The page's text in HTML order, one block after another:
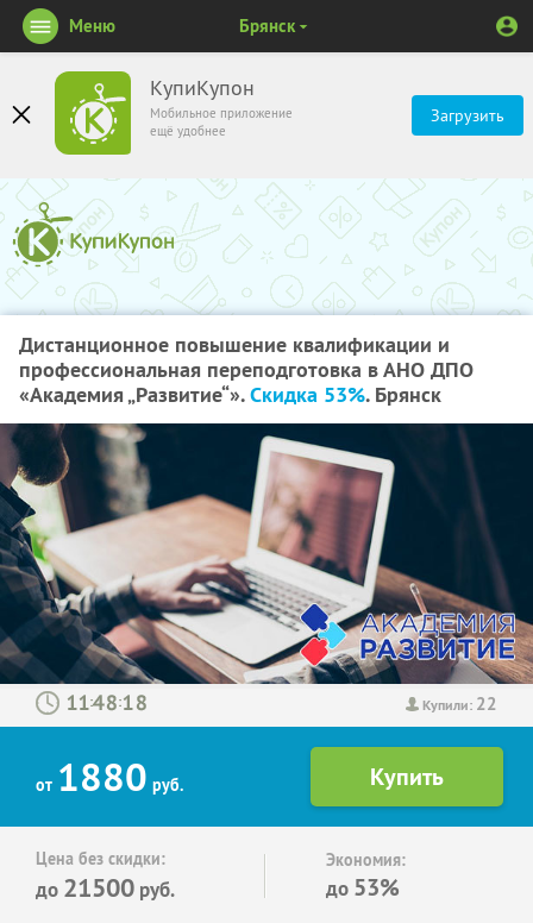
КупиКупон
Мобильное приложение
ещё удобнее
Загрузить
Меню Брянск
Дистанционное повышение квалификации и
профессиональная переподготовка в АНО ДПО
«Академия „Развитие“».Скидка 53%. Брянск
Купили: 22
: :
от 1880 руб.
Цена без скидки:
до 21500 руб.
Экономия:
до 53%